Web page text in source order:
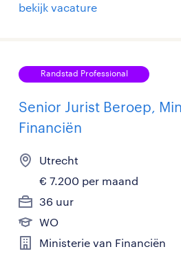
bekijk vacature
Randstad Professional
Senior Jurist Beroep,
Financiën
Utrecht
€ 7.200 per maand
36 uur
WO
Ministerie van Financiën